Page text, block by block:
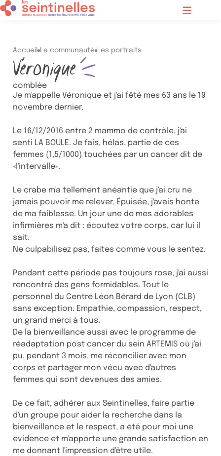
Contenu principal
Menu
Accueil La communauté Les portraits
Véronique
comblée
Je m'appelle Véronique et j'ai fêté mes 63 ans le 19
novembre dernier.
Le 16/12/2016 entre 2 mammo de contrôle, j'ai
senti LA BOULE. Je fais, hélas, partie de ces
femmes (1,5/1000) touchées par un cancer dit de
«l'intervalle».
Le crabe m'a tellement anéantie que j'ai cru ne
jamais pouvoir me relever. Épuisée, j'avais honte
de ma faiblesse. Un jour une de mes adorables
infirmières m'a dit : écoutez votre corps, car lui il
sait.
Ne culpabilisez pas, faites comme vous le sentez.
Pendant cette période pas toujours rose, j'ai aussi
rencontré des gens formidables. Tout le
personnel du Centre Léon Bérard de Lyon (CLB)
sans exception. Empathie, compassion, respect,
un grand merci à tous.
De la bienveillance aussi avec le programme de
réadaptation post cancer du sein ARTEMIS où j'ai
pu, pendant 3 mois, me réconcilier avec mon
corps et partager mon vécu avec d'autres
femmes qui sont devenues des amies.
De ce fait, adhérer aux Seintinelles, faire partie
d'un groupe pour aider la recherche dans la
bienveillance et le respect, a été pour moi une
évidence et m'apporte une grande satisfaction en
me donnant l'impression d'être utile.